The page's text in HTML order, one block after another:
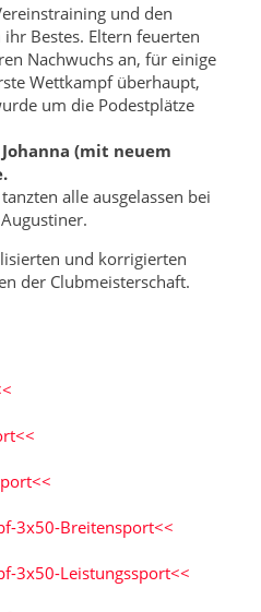
und den
Bestes. Eltern feuerten
Nachwuchs an, für einige
Wettkampf überhaupt,
um die Podestplätze
Johanna (mit neuem
alle ausgelassen bei
und korrigierten
der Clubmeisterschaft.
3x50-Breitensport<<
3x50-Leistungssport<<